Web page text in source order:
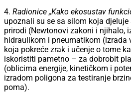
4. Radionice „Kako ekosustav
upoznali su se sa silom koja
prirodi (Newtonovi zakoni i njihalo,
hidraulikom i pneumatikom (izrada
koja pokreće zrak i učenje o tome
iskoristiti pametno – za dobrobit
(oblicima energije, kinetičkom i
izradom poligona za testiranje
poma).